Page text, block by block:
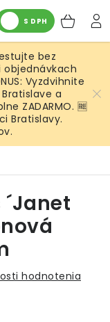
S DPH
bez
Vyzdvihnite
a
ZADARMO. 🆓
Bratislavy.
hodnotenia